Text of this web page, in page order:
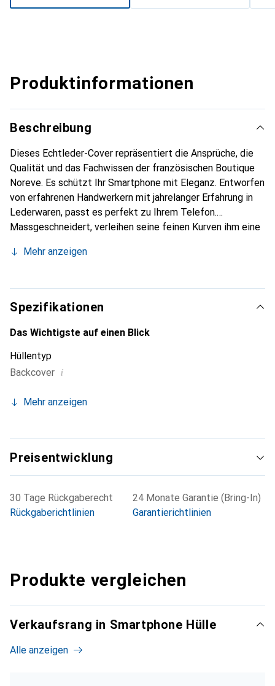
Produktinformationen
Beschreibung
Dieses Echtleder-Cover repräsentiert die Ansprüche, die
Qualität und das Fachwissen der französischen Boutique
Noreve. Es schützt Ihr Smartphone mit Eleganz. Entworfen
von erfahrenen Handwerkern mit jahrelanger Erfahrung in
Lederwaren, passt es perfekt zu Ihrem Telefon.
Massgeschneidert, verleihen seine feinen Kurven ihm eine
unverzichtbaren Accessoire für Ihr Smartphone.
die Marke Noreve eine zuverlässige Wahl für eine
anspruchsvolle Kundschaft.
Mehr anzeigen
Spezifikationen
Das Wichtigste auf einen Blick
Hüllentyp
Backcover i
Mehr anzeigen
Preisentwicklung
30 Tage Rückgaberecht
Rückgaberichtlinien
24 Monate Garantie (Bring-In)
Garantierichtlinien
Produkte vergleichen
Verkaufsrang in Smartphone Hülle
Alle anzeigen